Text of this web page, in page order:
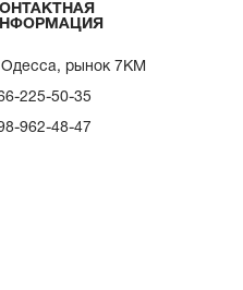
Одесса, рынок 7КМ
225-50-35
962-48-47